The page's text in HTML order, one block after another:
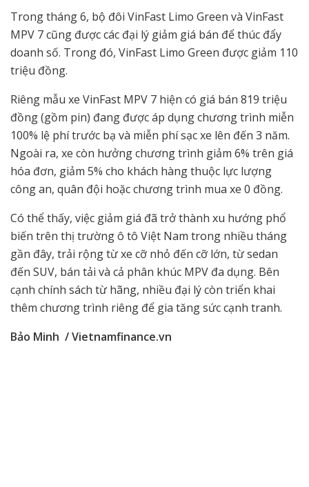
Trong tháng 6, bộ đôi VinFast Limo Green và VinFast
MPV 7 cũng được các đại lý giảm giá bán để thúc đẩy
doanh số. Trong đó, VinFast Limo Green được giảm 110
triệu đồng.
Riêng mẫu xe VinFast MPV 7 hiện có giá bán 819 triệu
đồng (gồm pin) đang được áp dụng chương trình miễn
100% lệ phí trước bạ và miễn phí sạc xe lên đến 3 năm.
Ngoài ra, xe còn hưởng chương trình giảm 6% trên giá
hóa đơn, giảm 5% cho khách hàng thuộc lực lượng
công an, quân đội hoặc chương trình mua xe 0 đồng.
Có thể thấy, việc giảm giá đã trở thành xu hướng phổ
biến trên thị trường ô tô Việt Nam trong nhiều tháng
gần đây, trải rộng từ xe cỡ nhỏ đến cỡ lớn, từ sedan
đến SUV, bán tải và cả phân khúc MPV đa dụng. Bên
cạnh chính sách từ hãng, nhiều đại lý còn triển khai
thêm chương trình riêng để gia tăng sức cạnh tranh.
Bảo Minh / Vietnamfinance.vn